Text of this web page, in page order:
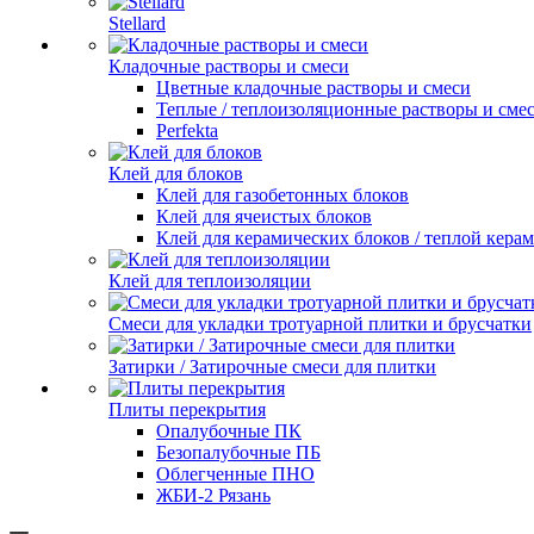
Stellard
Кладочные растворы и смеси
Цветные кладочные растворы и смеси
Теплые / теплоизоляционные растворы и
Perfekta
Клей для блоков
Клей для газобетонных блоков
Клей для ячеистых блоков
Клей для керамических блоков / теплой
Клей для теплоизоляции
Смеси для укладки тротуарной плитки и брусчатки
Затирки / Затирочные смеси для плитки
Плиты перекрытия
Опалубочные ПК
Безопалубочные ПБ
Облегченные ПНО
ЖБИ-2 Рязань